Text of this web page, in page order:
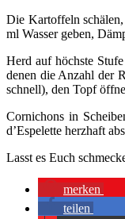
Die Kartoffeln
ml Wasser geben,
Herd auf höchste
denen die Anzahl der
schnell), den Topf
Cornichons in
d’Espelette herzhaft
Lasst es Euch
merken
teilen